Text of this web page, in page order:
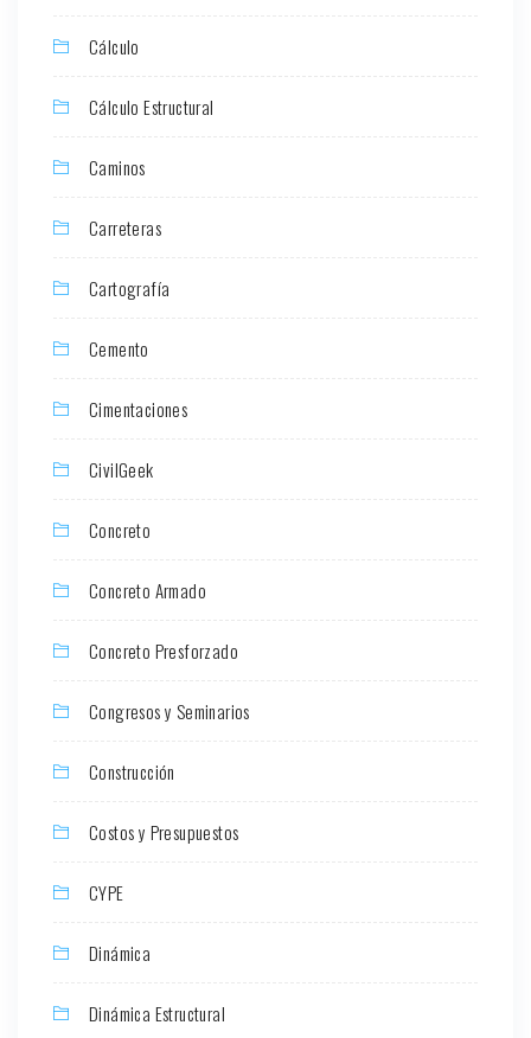
Cálculo
Cálculo Estructural
Caminos
Carreteras
Cartografía
Cemento
Cimentaciones
CivilGeek
Concreto
Concreto Armado
Concreto Presforzado
Congresos y Seminarios
Construcción
Costos y Presupuestos
CYPE
Dinámica
Dinámica Estructural